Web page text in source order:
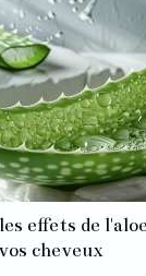
effets de
cheveux